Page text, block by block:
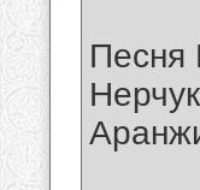
Песня